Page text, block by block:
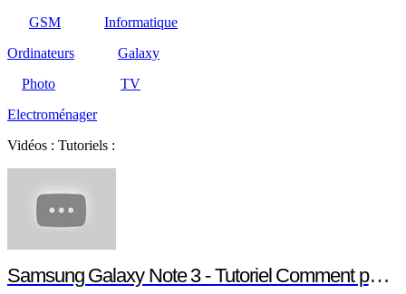
GSM
Informatique
Ordinateurs
Galaxy
Photo
TV
Electroménager
Vidéos : Tutoriels :
Samsung Galaxy Note 3 - Tutoriel Comment paramétrer votre Note 3